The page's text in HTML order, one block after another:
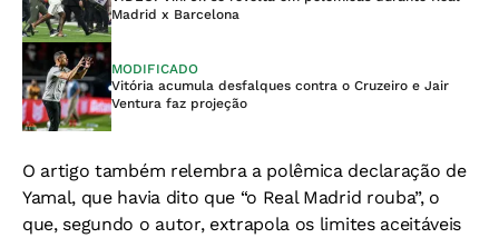
Madrid x Barcelona
MODIFICADO
Vitória acumula desfalques contra o Cruzeiro e Jair
Ventura faz projeção
O artigo também relembra a polêmica declaração de
Yamal, que havia dito que “o Real Madrid rouba”, o
que, segundo o autor, extrapola os limites aceitáveis